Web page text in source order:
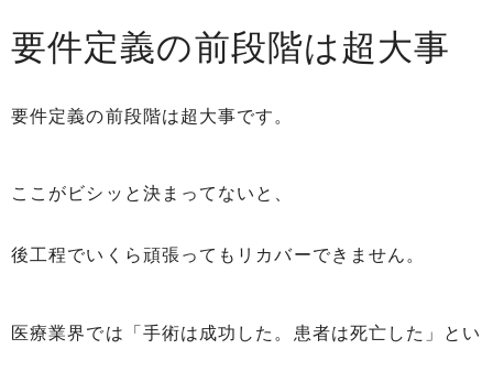
要件定義の前段階は超大事
要件定義の前段階は超大事です。
ここがビシッと決まってないと、
後工程でいくら頑張ってもリカバーできません。
医療業界では「手術は成功した。患者は死亡した」とい